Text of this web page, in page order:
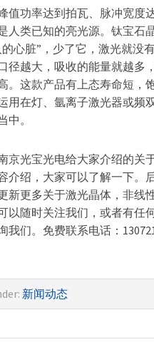
值功率达到拍瓦、脉冲宽度
人类已知的亮光源。钛宝石
的心脏”，少了它，激光就没
径越大，吸收的能量就越多
。这款产品有上态寿命短，
用在灯、氩离子激光器或频
中。
京光宝光电给大家介绍的关
介绍，大家可以了解一下。
新更多关于激光晶体，非线
以随时关注我们，或者有任
我们。免费联系电话：
新闻动态